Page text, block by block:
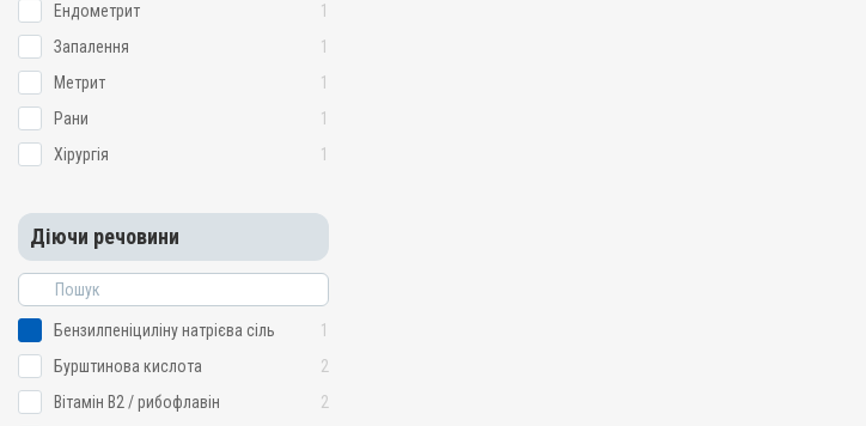
Ендометрит
1
Запалення
1
Метрит
1
Рани
1
Хірургія
1
Діючи речовини
Бензилпеніциліну натрієва сіль
1
Бурштинова кислота
2
Вітамін B2 / рибофлавін
2